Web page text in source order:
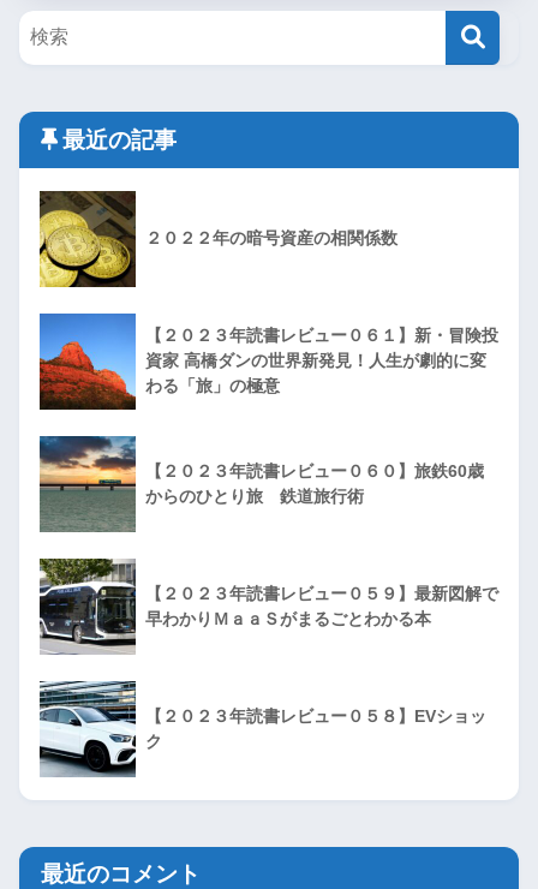
最近の記事
２０２２年の暗号資産の相関係数
【２０２３年読書レビュー０６１】新・冒険投
資家 高橋ダンの世界新発見！人生が劇的に変
わる「旅」の極意
【２０２３年読書レビュー０６０】旅鉄60歳
からのひとり旅 鉄道旅行術
【２０２３年読書レビュー０５９】最新図解で
早わかりＭａａＳがまるごとわかる本
【２０２３年読書レビュー０５８】EVショッ
ク
最近のコメント